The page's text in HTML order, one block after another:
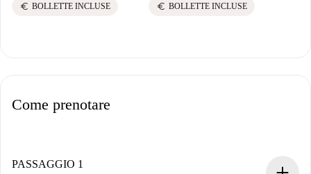
euro BOLLETTE INCLUSE euro BOLLETTE INCLUSE
Come prenotare
PASSAGGIO 1